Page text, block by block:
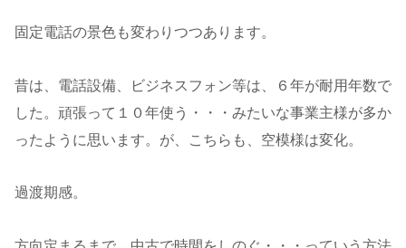
固定電話の景色も変わりつつあります。
昔は、電話設備、ビジネスフォン等は、６年が耐用年数で
した。頑張って１０年使う・・・みたいな事業主様が多か
ったように思います。が、こちらも、空模様は変化。
過渡期感。